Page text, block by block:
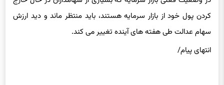
سهام عدالت طی هفته های آینده تغییر می کند.
انتهای پیام/